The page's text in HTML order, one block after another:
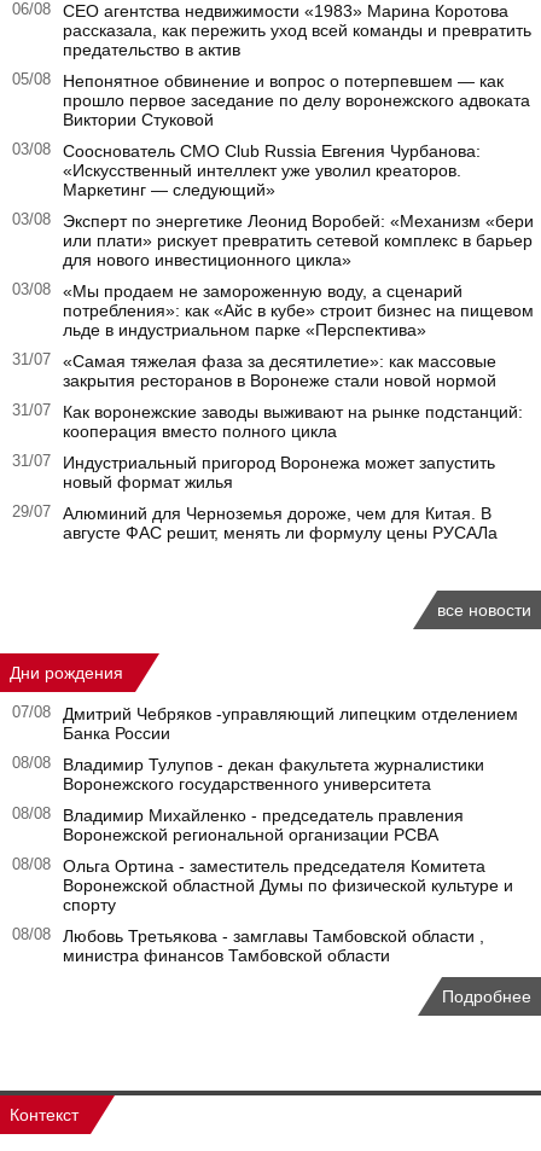
06/08
CEO агентства недвижимости «1983» Марина Коротова
рассказала, как пережить уход всей команды и превратить
предательство в актив
05/08
Непонятное обвинение и вопрос о потерпевшем — как
прошло первое заседание по делу воронежского адвоката
Виктории Стуковой
03/08
Сооснователь CMO Club Russia Евгения Чурбанова:
«Искусственный интеллект уже уволил креаторов.
Маркетинг — следующий»
03/08
Эксперт по энергетике Леонид Воробей: «Механизм «бери
или плати» рискует превратить сетевой комплекс в барьер
для нового инвестиционного цикла»
03/08
«Мы продаем не замороженную воду, а сценарий
потребления»: как «Айс в кубе» строит бизнес на пищевом
льде в индустриальном парке «Перспектива»
31/07
«Самая тяжелая фаза за десятилетие»: как массовые
закрытия ресторанов в Воронеже стали новой нормой
31/07
Как воронежские заводы выживают на рынке подстанций:
кооперация вместо полного цикла
31/07
Индустриальный пригород Воронежа может запустить
новый формат жилья
29/07
Алюминий для Черноземья дороже, чем для Китая. В
августе ФАС решит, менять ли формулу цены РУСАЛа
все новости
Дни рождения
07/08
Дмитрий Чебряков -управляющий липецким отделением
Банка России
08/08
Владимир Тулупов - декан факультета журналистики
Воронежского государственного университета
08/08
Владимир Михайленко - председатель правления
Воронежской региональной организации РСВА
08/08
Ольга Ортина - заместитель председателя Комитета
Воронежской областной Думы по физической культуре и
спорту
08/08
Любовь Третьякова - замглавы Тамбовской области ,
министра финансов Тамбовской области
Подробнее
Контекст